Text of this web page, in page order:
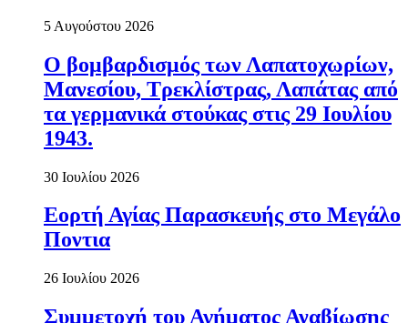
5 Αυγούστου 2026
Ο βομβαρδισμός των Λαπατοχωρίων,
Μανεσίου, Τρεκλίστρας, Λαπάτας από
τα γερμανικά στούκας στις 29 Ιουλίου
1943.
30 Ιουλίου 2026
Εορτή Αγίας Παρασκευής στο Μεγάλο
Ποντια
26 Ιουλίου 2026
Συμμετοχή του Αγήματος Αναβίωσης